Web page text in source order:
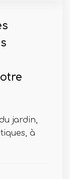
jardin,
à